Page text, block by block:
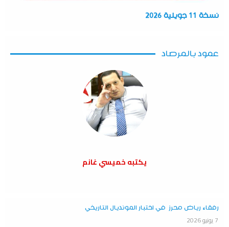
نسخة 11 جويلية 2026
عمود بالمرصاد
يكتبه خميسي غانم
رفقاء رياض محرز في اختبار المونديال التاريخي
7 يونيو 2026